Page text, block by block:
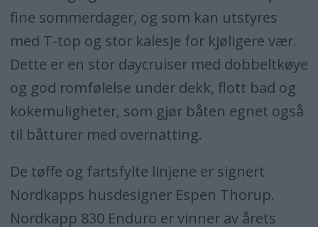
fine sommerdager, og som kan utstyres
med T-top og stor kalesje for kjøligere vær.
Dette er en stor daycruiser med dobbeltkøye
og god romfølelse under dekk, flott bad og
kokemuligheter, som gjør båten egnet også
til båtturer med overnatting.
De tøffe og fartsfylte linjene er signert
Nordkapps husdesigner Espen Thorup.
Nordkapp 830 Enduro er vinner av årets